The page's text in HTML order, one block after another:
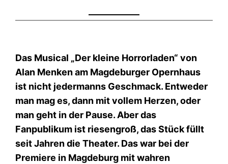
Das Musical „Der kleine Horrorladen“ von
Alan Menken am Magdeburger Opernhaus
ist nicht jedermanns Geschmack. Entweder
man mag es, dann mit vollem Herzen, oder
man geht in der Pause. Aber das
Fanpublikum ist riesengroß, das Stück füllt
seit Jahren die Theater. Das war bei der
Premiere in Magdeburg mit wahren